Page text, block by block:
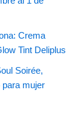
Crema
Tint Deliplus
Soirée,
mujer